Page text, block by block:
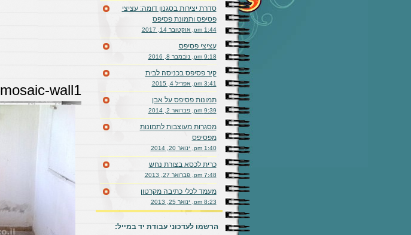
mosaic-wall1
סדרת יצירות בסגנון דומה: עציצי
פסיפס ותמונת פסיפס
1:44 pm, אוקטובר 14, 2017
עציצי פסיפס
9:18 pm, נובמבר 8, 2016
קיר פסיפס בכניסה לבית
3:41 pm, אפריל 4, 2015
תמונות פסיפס על אבן
9:39 pm, פברואר 2, 2014
מסגרות מעוצבות לתמונות
מפסיפס
1:40 pm, ינואר 20, 2014
כרית לכסא בצורת נחש
7:48 pm, פברואר 27, 2013
מעמד לכלי כתיבה מקרטון
8:23 pm, ינואר 25, 2013
הרשמו לעדכוני עבודת יד במייל: